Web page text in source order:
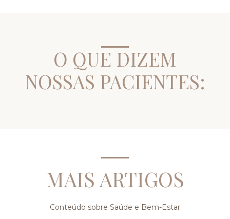
O QUE DIZEM
NOSSAS PACIENTES:
MAIS ARTIGOS
Conteúdo sobre Saúde e Bem-Estar